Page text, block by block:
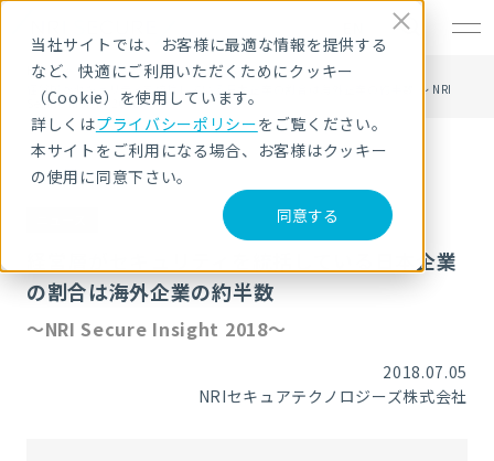
当社サイトでは、お客様に最適な情報を提供する
など、快適にご利用いただくためにクッキー
（Cookie）を使用しています。
詳しくはプライバシーポリシーをご覧ください。
本サイトをご利用になる場合、お客様はクッキー
の使用に同意下さい。
同意する
HOME
ニュース・トピックス
経営層がセキュリティを統括している日本企業の割合は海外企業の約半数 ～ NRI
Secure Insight 2018 ～
経営層がセキュリティを統括している日本企業
の割合は海外企業の約半数
～NRI Secure Insight 2018～
2018.07.05
NRIセキュアテクノロジーズ株式会社